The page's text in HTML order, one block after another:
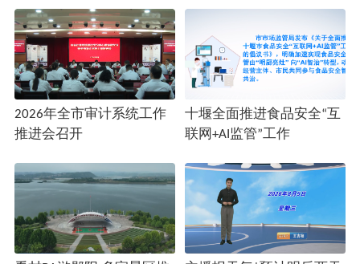
2026年全市审计系统工作
推进会召开
十堰全面推进食品安全“互
联网+AI监管”工作